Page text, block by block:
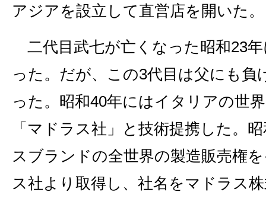
アジアを設立して直営店を開いた。
二代目武七が亡くなった昭和23
った。だが、この3代目は父にも負
った。昭和40年にはイタリアの世
「マドラス社」と技術提携した。
スブランドの全世界の製造販売権
ス社より取得し、社名をマドラス